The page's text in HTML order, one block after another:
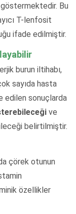
Bu
T-lenfosit
ifade edilmiştir.
burun iltihabı,
sayıda hasta
edilen sonuçlarda
ve
belirtilmiştir.
çörek otunun
özellikler